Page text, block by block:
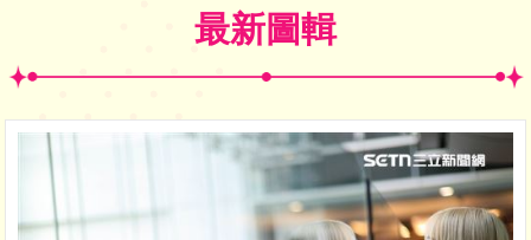
最新圖輯